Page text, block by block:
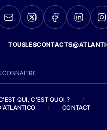
QUI, C'EST QUOI ?
/
/ CONTACT